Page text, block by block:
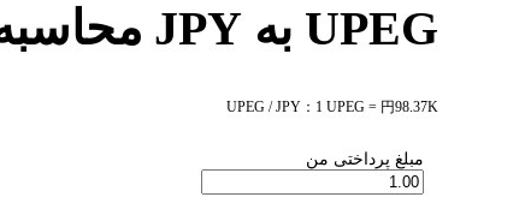
UPEG به JPY محاسبه نرخ ارز
UPEG / JPY：1 UPEG = 円98.37K
مبلغ پرداختی من